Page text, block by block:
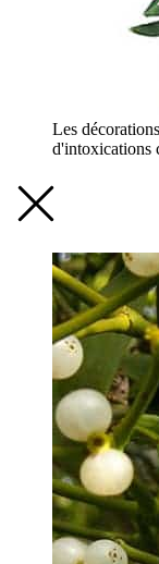
Les
d'intoxications